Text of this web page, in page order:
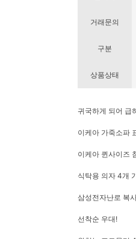
거래문의
구분
상품상태
귀국하게 되어 급
이케아 가죽소파
이케아 퀸사이즈
식탁용 의자 4개
삼성전자난로 복
선착순 우대!